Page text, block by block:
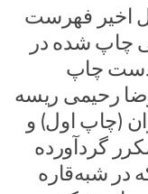
اخیر فهرست
چاپ شده در
دست چاپ
رحیمی ریسه
(چاپ اول) و
گردآورده
در شبه‌قاره